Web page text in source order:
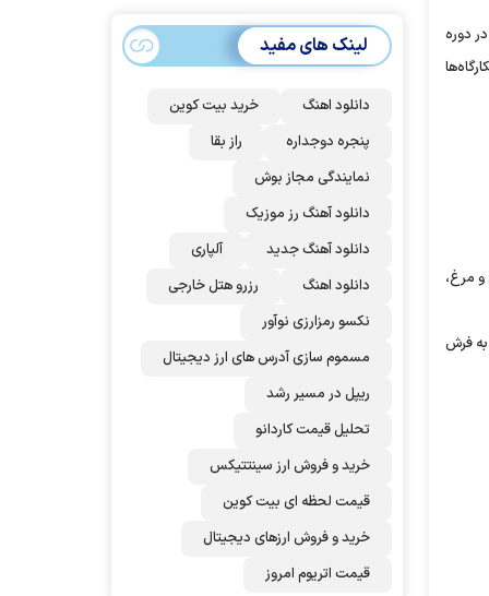
دوره
مرغ،
به فرش
می‌شود؟!
لینک های مفید
دانلود اهنگ
خرید بیت کوین
پنجره دوجداره
راز بقا
نمایندگی مجاز بوش
دانلود آهنگ رز‌ موزیک
دانلود آهنگ جدید
آلپاری
دانلود اهنگ
رزرو هتل خارجی
نکسو رمزارزی نوآور
مسموم سازی آدرس های ارز دیجیتال
ریپل در مسیر رشد
تحلیل قیمت کاردانو
خرید و فروش ارز سینتتیکس
قیمت لحظه ای بیت کوین
خرید و فروش ارزهای دیجیتال
قیمت اتریوم امروز